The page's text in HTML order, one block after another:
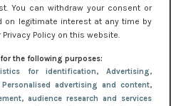
You can withdraw your consent or
on legitimate interest at any time by
Policy on this website.
the following purposes:
for identification, Advertising,
Personalised advertising and content,
audience research and services
door de jaren heen